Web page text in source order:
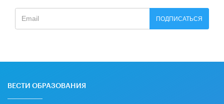
ПОДПИСАТЬСЯ
ВЕСТИ ОБРАЗОВАНИЯ